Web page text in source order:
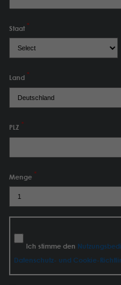
Staat
Land
PLZ
Menge
Ich stimme den
Datenschutz- und Cookie-